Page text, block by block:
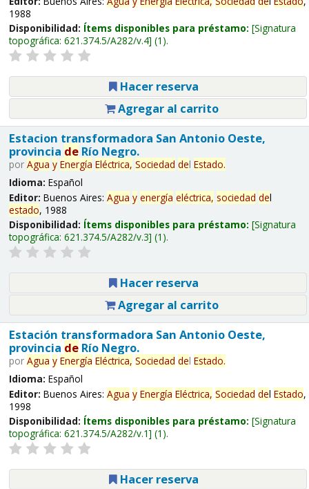
1988
Disponibilidad: Ítems disponibles para préstamo: Signatura
topográfica: 621.374.5/A282/v.4 (1).
Hacer reserva
Agregar al carrito
Estacion transformadora San Antonio Oeste,
provincia deRío Negro.
por Agua y Energía Eléctrica, Sociedad del Estado.
Idioma: Español
Editor: Buenos Aires: Agua y energía eléctrica, sociedad del
estado, 1988
Disponibilidad: Ítems disponibles para préstamo: Signatura
topográfica: 621.374.5/A282/v.3 (1).
Hacer reserva
Agregar al carrito
Estación transformadora San Antonio Oeste,
provincia deRío Negro.
por Agua y Energía Eléctrica, Sociedad del Estado.
Idioma: Español
Editor: Buenos Aires: Agua y Energía Eléctrica, Sociedad del Estado,
1998
Disponibilidad: Ítems disponibles para préstamo: Signatura
topográfica: 621.374.5/A282/v.1 (1).
Hacer reserva